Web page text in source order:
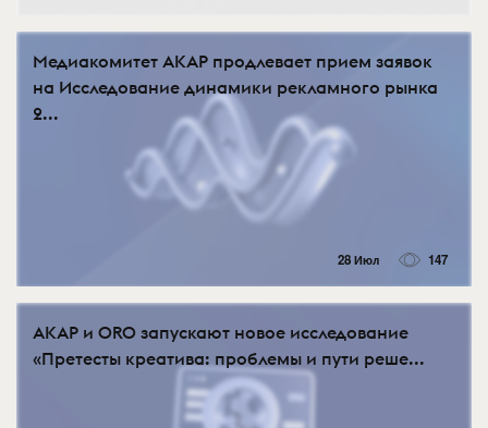
Медиакомитет АКАР продлевает прием заявок
на Исследование динамики рекламного рынка
2...
28 Июл 147
АКАР и ORO запускают новое исследование
«Претесты креатива: проблемы и пути реше...